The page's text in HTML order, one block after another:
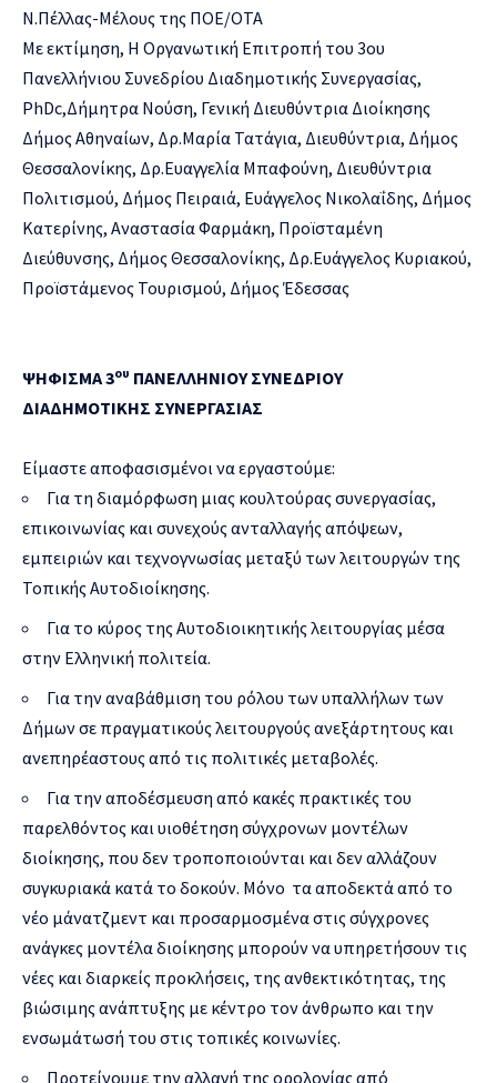
Ν.Πέλλας-Μέλους της ΠΟΕ/ΟΤΑ
Με εκτίμηση, Η Οργανωτική Επιτροπή του 3ου
Πανελλήνιου Συνεδρίου Διαδημοτικής Συνεργασίας,
PhDc,Δήμητρα Νούση, Γενική Διευθύντρια Διοίκησης
Δήμος Αθηναίων, Δρ.Μαρία Τατάγια, Διευθύντρια, Δήμος
Θεσσαλονίκης, Δρ.Ευαγγελία Μπαφούνη, Διευθύντρια
Πολιτισμού, Δήμος Πειραιά, Ευάγγελος Νικολαΐδης, Δήμος
Κατερίνης, Αναστασία Φαρμάκη, Προϊσταμένη
Διεύθυνσης, Δήμος Θεσσαλονίκης, Δρ.Ευάγγελος Κυριακού,
Προϊστάμενος Τουρισμού, Δήμος Έδεσσας
ΨΗΦΙΣΜΑ 3ου ΠΑΝΕΛΛΗΝΙΟΥ ΣΥΝΕΔΡΙΟΥ
ΔΙΑΔΗΜΟΤΙΚΗΣ ΣΥΝΕΡΓΑΣΙΑΣ
Είμαστε αποφασισμένοι να εργαστούμε:
Για τη διαμόρφωση μιας κουλτούρας συνεργασίας,
επικοινωνίας και συνεχούς ανταλλαγής απόψεων,
εμπειριών και τεχνογνωσίας μεταξύ των λειτουργών της
Τοπικής Αυτοδιοίκησης.
Για το κύρος της Αυτοδιοικητικής λειτουργίας μέσα
στην Ελληνική πολιτεία.
Για την αναβάθμιση του ρόλου των υπαλλήλων των
Δήμων σε πραγματικούς λειτουργούς ανεξάρτητους και
ανεπηρέαστους από τις πολιτικές μεταβολές.
Για την αποδέσμευση από κακές πρακτικές του
παρελθόντος και υιοθέτηση σύγχρονων μοντέλων
διοίκησης, που δεν τροποποιούνται και δεν αλλάζουν
συγκυριακά κατά το δοκούν. Μόνο τα αποδεκτά από το
νέο μάνατζμεντ και προσαρμοσμένα στις σύγχρονες
ανάγκες μοντέλα διοίκησης μπορούν να υπηρετήσουν τις
νέες και διαρκείς προκλήσεις, της ανθεκτικότητας, της
βιώσιμης ανάπτυξης με κέντρο τον άνθρωπο και την
ενσωμάτωσή του στις τοπικές κοινωνίες.
Προτείνουμε την αλλαγή της ορολογίας από